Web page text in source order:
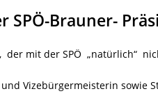
SPÖ-Brauner-
der mit der SPÖ „natürlich“
Vizebürgermeisterin sowie